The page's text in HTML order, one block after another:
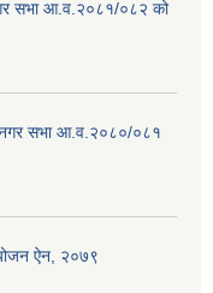
सभा आ.व.२०८१/०८२ को
नगर सभा आ.व.२०८०/०८१
ऐन, २०७९